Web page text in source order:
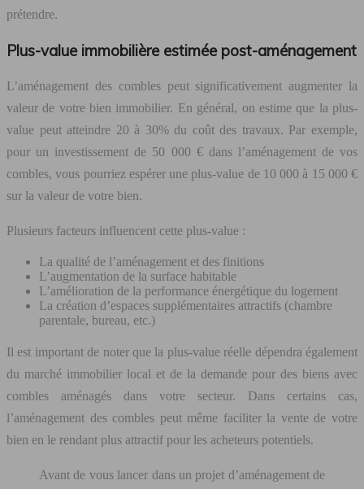
prétendre.
Plus-value immobilière estimée post-aménagement
L’aménagement des combles peut significativement augmenter la
valeur de votre bien immobilier. En général, on estime que la plus-
value peut atteindre 20 à 30% du coût des travaux. Par exemple,
pour un investissement de 50 000 € dans l’aménagement de vos
combles, vous pourriez espérer une plus-value de 10 000 à 15 000 €
sur la valeur de votre bien.
Plusieurs facteurs influencent cette plus-value :
La qualité de l’aménagement et des finitions
L’augmentation de la surface habitable
L’amélioration de la performance énergétique du logement
La création d’espaces supplémentaires attractifs (chambre
parentale, bureau, etc.)
Il est important de noter que la plus-value réelle dépendra également
du marché immobilier local et de la demande pour des biens avec
combles aménagés dans votre secteur. Dans certains cas,
l’aménagement des combles peut même faciliter la vente de votre
bien en le rendant plus attractif pour les acheteurs potentiels.
Avant de vous lancer dans un projet d’aménagement de